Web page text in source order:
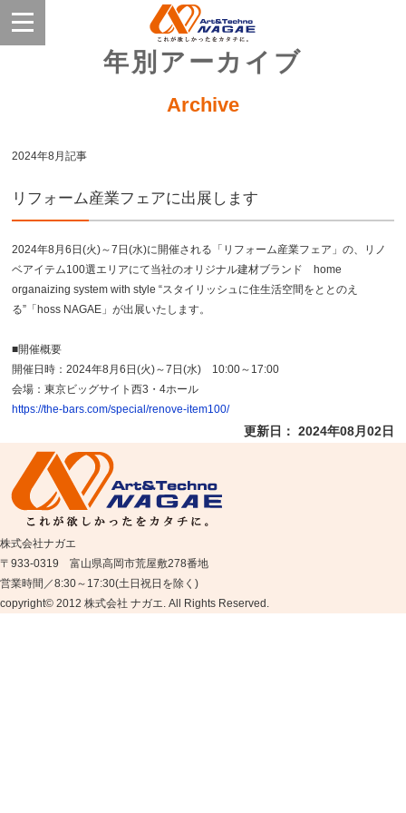
年別アーカイブ
Archive
2024年8月記事
リフォーム産業フェアに出展します
2024年8月6日(火)～7日(水)に開催される「リフォーム産業フェア」の、リノ
ベアイテム100選エリアにて当社のオリジナル建材ブランド home
organaizing system with style “スタイリッシュに住生活空間をととのえ
る”「hoss NAGAE」が出展いたします。
■開催概要
開催日時：2024年8月6日(火)～7日(水) 10:00～17:00
会場：東京ビッグサイト西3・4ホール
https://the-bars.com/special/renove-item100/
更新日： 2024年08月02日
株式会社ナガエ
〒933-0319 富山県高岡市荒屋敷278番地
営業時間／8:30～17:30(土日祝日を除く)
copyright© 2012 株式会社 ナガエ. All Rights Reserved.